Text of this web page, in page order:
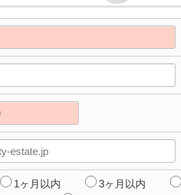
1ヶ月以内 3ヶ月以内